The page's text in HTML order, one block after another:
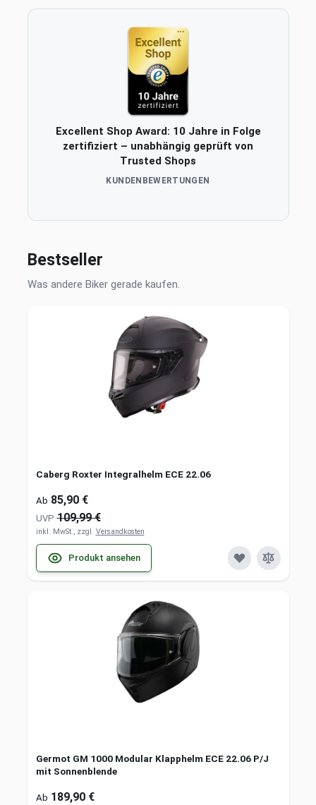
Excellent Shop Award: 10 Jahre in Folge
zertifiziert – unabhängig geprüft von
Trusted Shops
KUNDENBEWERTUNGEN
Bestseller
Was andere Biker gerade kaufen.
Caberg Roxter Integralhelm ECE 22.06
Ab 85,90 €
UVP 109,99 €
inkl. MwSt., zzgl. Versandkosten
Produkt ansehen
Germot GM 1000 Modular Klapphelm ECE 22.06 P/J
mit Sonnenblende
Ab 189,90 €